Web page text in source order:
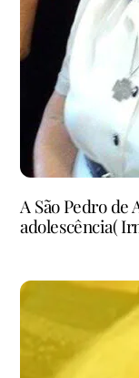
A São Pedro de
adolescência(